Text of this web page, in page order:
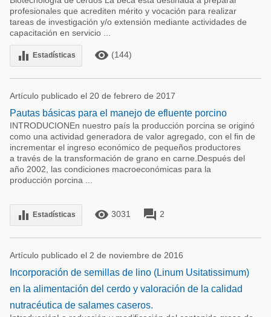
profesionales que acrediten mérito y vocación para realizar
tareas de investigación y/o extensión mediante actividades de
capacitación en servicio ...
equalizer Estadísticas remove_red_eye (144)
Artículo publicado el 20 de febrero de 2017
Pautas básicas para el manejo de efluente porcino
INTRODUCIONEn nuestro país la producción porcina se originó
como una actividad generadora de valor agregado, con el fin de
incrementar el ingreso económico de pequeños productores
a través de la transformación de grano en carne.Después del
año 2002, las condiciones macroeconómicas para la
producción porcina ...
equalizer Estadísticas remove_red_eye 3031 forum 2
Artículo publicado el 2 de noviembre de 2016
Incorporación de semillas de lino (Linum Usitatissimum)
en la alimentación del cerdo y valoración de la calidad
nutracéutica de salames caseros.